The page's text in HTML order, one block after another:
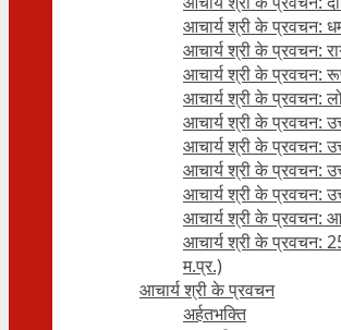
आचार्य श्री के प्रवचन:
आचार्य श्री के प्रवचन:
आचार्य श्री के प्रवचन:
आचार्य श्री के प्रवचन:
आचार्य श्री के प्रवचन:
आचार्य श्री के प्रवचन:
आचार्य श्री के प्रवचन:
आचार्य श्री के प्रवचन:
आचार्य श्री के प्रवचन:
आचार्य श्री के प्रवचन:
म.प्र.)
आचार्य श्री के प्रवचन
अर्हतभक्ति